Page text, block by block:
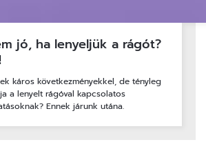
jó, ha lenyeljük a rágót?
káros következményekkel, de tényleg
a lenyelt rágóval kapcsolatos
Ennek járunk utána.